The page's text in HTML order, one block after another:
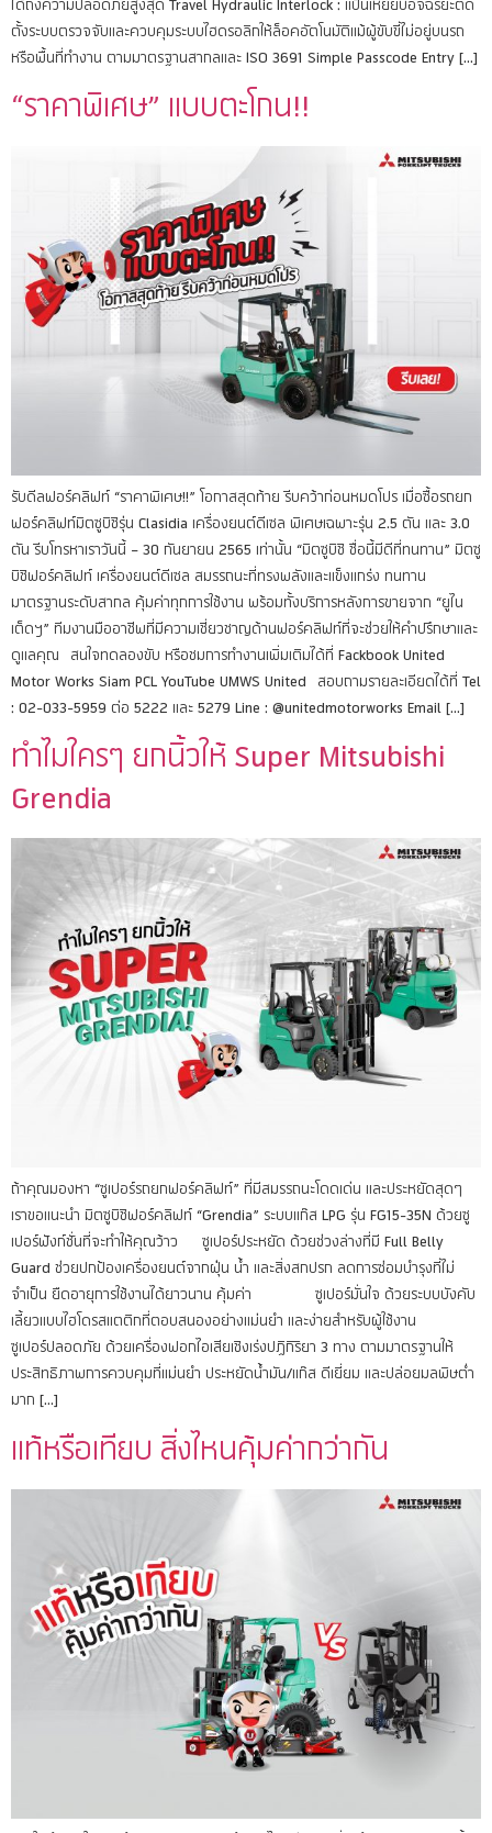
ได้ถึงความปลอดภัยสูงสุด Travel Hydraulic Interlock : แป้นเหยียบอัจฉริยะติด
ตั้งระบบตรวจจับและควบคุมระบบไฮดรอลิกให้ล็อคอัตโนมัติแม้ผู้ขับขี่ไม่อยู่บนรถ
หรือพื้นที่ทำงาน ตามมาตรฐานสากลและ ISO 3691 Simple Passcode Entry […]
“ราคาพิเศษ” แบบตะโกน!!
รับดีลฟอร์คลิฟท์ “ราคาพิเศษ!!” โอกาสสุดท้าย รีบคว้าก่อนหมดโปร เมื่อซื้อรถยก
ฟอร์คลิฟท์มิตซูบิชิรุ่น Clasidia เครื่องยนต์ดีเซล พิเศษเฉพาะรุ่น 2.5 ตัน และ 3.0
ตัน รีบโทรหาเราวันนี้ – 30 กันยายน 2565 เท่านั้น “มิตซูบิชิ ชื่อนี้มีดีที่ทนทาน” มิตซู
บิชิฟอร์คลิฟท์ เครื่องยนต์ดีเซล สมรรถนะที่ทรงพลังและแข็งแกร่ง ทนทาน
มาตรฐานระดับสากล คุ้มค่าทุกการใช้งาน พร้อมทั้งบริการหลังการขายจาก “ยูไน
เต็ดฯ” ทีมงานมืออาชีพที่มีความเชี่ยวชาญด้านฟอร์คลิฟท์ที่จะช่วยให้คำปรึกษาและ
ดูแลคุณ สนใจทดลองขับ หรือชมการทำงานเพิ่มเติมได้ที่ Fackbook United
Motor Works Siam PCL YouTube UMWS United สอบถามรายละเอียดได้ที่ Tel
: 02-033-5959 ต่อ 5222 และ 5279 Line : @unitedmotorworks Email […]
ทำไมใครๆ ยกนิ้วให้ Super Mitsubishi
Grendia
ถ้าคุณมองหา “ซูเปอร์รถยกฟอร์คลิฟท์” ที่มีสมรรถนะโดดเด่น และประหยัดสุดๆ
เราขอแนะนำ มิตซูบิชิฟอร์คลิฟท์ “Grendia” ระบบแก๊ส LPG รุ่น FG15-35N ด้วยซู
เปอร์ฟังก์ชั่นที่จะทำให้คุณว้าว ซูเปอร์ประหยัด ด้วยช่วงล่างที่มี Full Belly
Guard ช่วยปกป้องเครื่องยนต์จากฝุ่น น้ำ และสิ่งสกปรก ลดการซ่อมบำรุงที่ไม่
จำเป็น ยืดอายุการใช้งานได้ยาวนาน คุ้มค่า ซูเปอร์มั่นใจ ด้วยระบบบังคับ
เลี้ยวแบบไฮโดรสแตติกที่ตอบสนองอย่างแม่นยำ และง่ายสำหรับผู้ใช้งาน
ซูเปอร์ปลอดภัย ด้วยเครื่องฟอกไอเสียเชิงเร่งปฏิกิริยา 3 ทาง ตามมาตรฐานให้
ประสิทธิภาพการควบคุมที่แม่นยำ ประหยัดน้ำมัน/แก๊ส ดีเยี่ยม และปล่อยมลพิษต่ำ
มาก […]
แท้หรือเทียบ สิ่งไหนคุ้มค่ากว่ากัน